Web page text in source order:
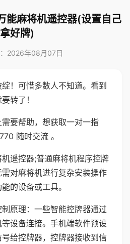
能麻将机遥控器(设置自己
拿好牌)
2026年08月07日
！可惜多数人不知道。看到
转了！
要帮助，想获取一对一指
随时交流 。
遥控器;普通麻将机程序控牌
对麻将机进行复杂安装操作
的设备或工具。
原理：一些智能控牌器通过
设备连接。手机端软件预设
给控牌器，控牌器接收到信